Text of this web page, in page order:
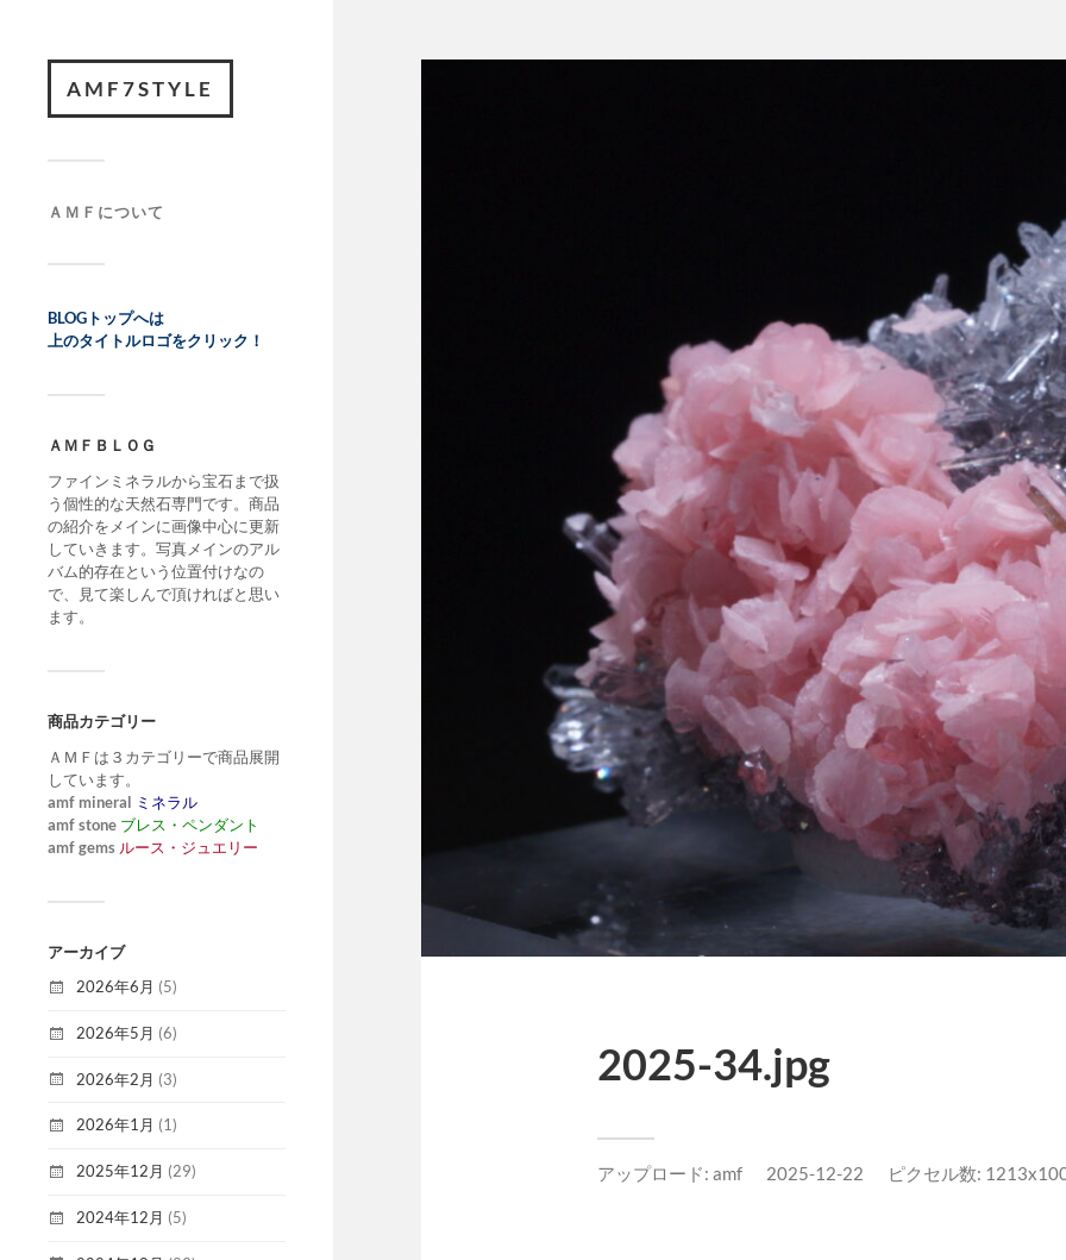
AMF7STYLE
ＡＭＦについて
BLOGトップへは
上のタイトルロゴをクリック！
ＡＭＦＢＬＯＧ
ファインミネラルから宝石まで扱
う個性的な天然石専門です。商品
の紹介をメインに画像中心に更新
していきます。写真メインのアル
バム的存在という位置付けなの
で、見て楽しんで頂ければと思い
ます。
商品カテゴリー
ＡＭＦは３カテゴリーで商品展開
しています。
amf mineral ミネラル
amf stone ブレス・ペンダント
amf gems ルース・ジュエリー
アーカイブ
2026年6月 (5)
2026年5月 (6)
2026年2月 (3)
2026年1月 (1)
2025年12月 (29)
2024年12月 (5)
2025-34.jpg
アップロード: amf 2025-12-22 ピクセル数: